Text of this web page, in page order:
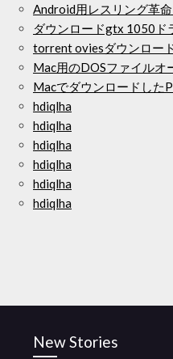
Android用レスリング革
ダウンロードgtx 1050ド
torrent oviesダウンロー
Mac用のDOSファイルオ
Macでダウンロードした
hdiqlha
hdiqlha
hdiqlha
hdiqlha
hdiqlha
hdiqlha
New Stories